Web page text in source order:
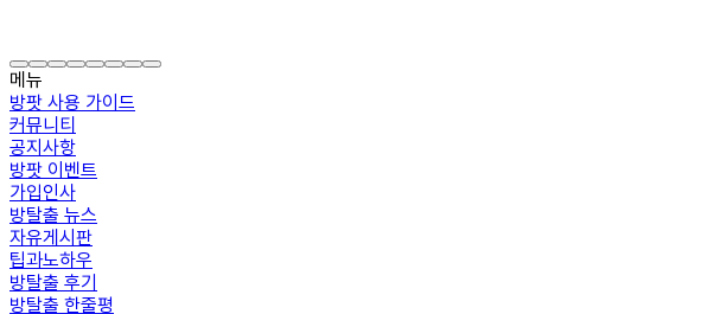
메뉴
방팟 사용 가이드
커뮤니티
공지사항
방팟 이벤트
가입인사
방탈출 뉴스
자유게시판
팁과노하우
방탈출 후기
방탈출 한줄평